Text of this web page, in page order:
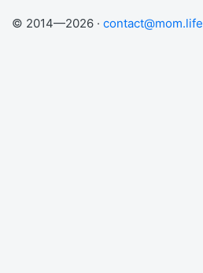
© 2014—2026 · contact@mom.life